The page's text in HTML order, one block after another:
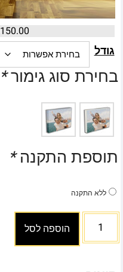
150.00
גודל
בחירת סוג גימור*
תוספת התקנה*
ללא התקנה
הוספה לסל